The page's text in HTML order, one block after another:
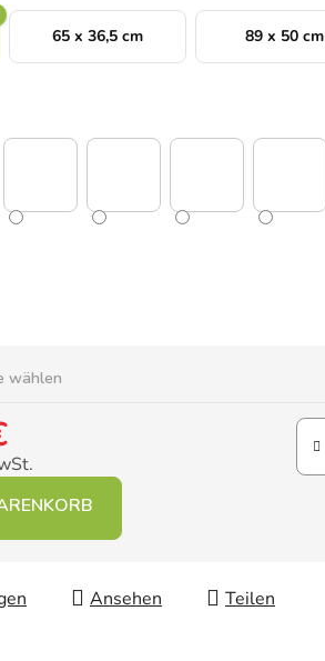
65 x 36,5 cm 89 x 50 cm
wählen
Ansehen Teilen